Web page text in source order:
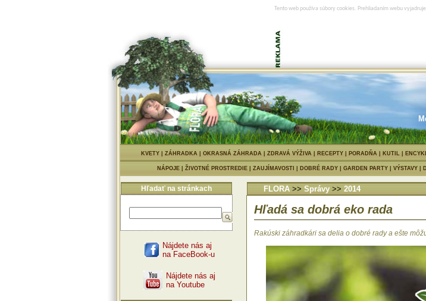
Tento web používa súbory cookies. Prehliadaním webu
KVETY ZÁHRADKA OKRASNÁ ZÁHRADA ZDRAVÁ VÝŽIVA RECEPTY PORADŇA KUTIL
NÁPOJE ŽIVOTNÉ PROSTREDIE ZAUJÍMAVOSTI DOBRÉ RADY GARDEN PARTY VÝSTAVY|
Hľadať na stránkach
Nájdete nás aj
na FaceBook-u
Nájdete nás aj
na Youtube
FLORA>> Správy>> 2014
Hľadá sa dobrá eko rada
Rakúski záhradkári sa delia o dobré rady a ešte